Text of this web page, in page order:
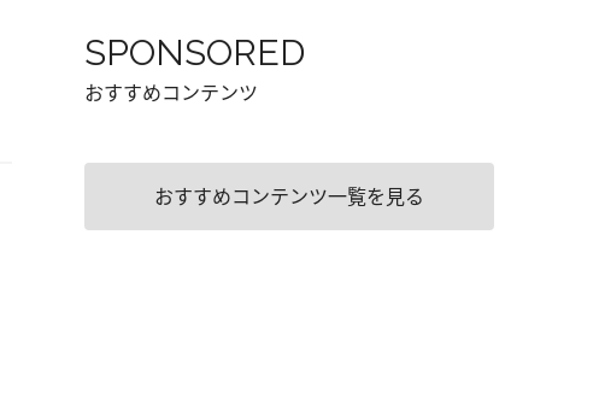
SPONSORED
おすすめコンテンツ
おすすめコンテンツ一覧を見る